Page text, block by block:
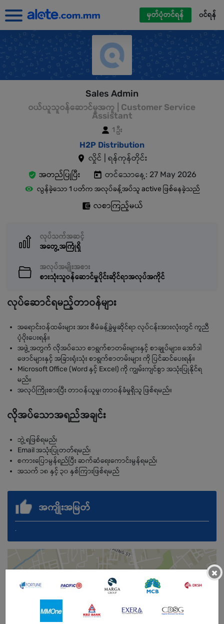
မှတ်ပုံတင်ရန် ၀င်ရန်
Sales Admin
ဝယ်ယူသူဝန်ဆောင်မှုအကူ | Customer Service
Assistant
1 ဦး
H2P Distribution
လှိုင် | ရန်ကုန်တိုင်း
အတည်ပြုပြီး
တင်သောနေ့: 27 May 2026
လွန်ခဲ့သော 1 ပတ်က အလုပ်ခန့်အပ်သူ active ဖြစ်နေခဲ့သည်
လစာကြည့်မယ်
လုပ်သက်အဆင့်
အတွေ့အကြုံရှိ
အလုပ်အမျိုးအစား
စားသုံးသူဝန်ဆောင်မှုပိုင်းဆိုင်ရာအလုပ်အကိုင်
လုပ်ဆောင်ရမည့်တာဝန်များ
အရောင်းဝန်ထမ်းများ အား စီမံခန့်ခွဲမှုဆိုင်ရာ လုပ်ငန်းအားလုံးတွင် ကူညီ
ပံ့ပိုးပေးရန်။
အဖွဲ့အတွက် လိုအပ်သော စာရွက်စာတမ်းများနှင့် စာချုပ်များ၊ အော်ဒါ
ဖောင်များနှင့် အခြားရုံးသုံး စာရွက်စာတမ်းများ ကို ပြင်ဆင်ပေးရန်။
Microsoft Office (Word နှင့် Excel) ကို ကျွမ်းကျင်စွာ အသုံးပြုနိုင်ရ
မည်။
အလုပ်ကြိုးစားပြီး တာဝန်ယူမှု၊ တာဝန်ခံမှုရှိသူ ဖြစ်ရမည်။
လိုအပ်သောအရည်အချင်း
ဘွဲ့ရဖြစ်ရမည်၊
Email အသုံးပြုတတ်ရမည်၊
စကားပြောမွန်ရည်ပြီး ဆက်ဆံရေးကောင်းမွန်ရမည်၊
အသက် ၁၈ နှင့် ၃၀ နှစ်ကြားဖြစ်ရမည်
အကျိုးအမြတ်
.
×